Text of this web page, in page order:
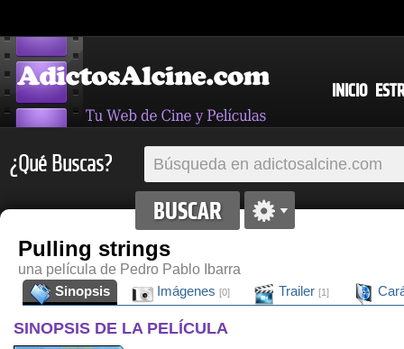
INICIO
¿Qué Buscas?
Pulling strings
una película de Pedro Pablo Ibarra
Sinopsis
Imágenes [0] Trailer [1]
SINOPSIS DE LA PELÍCULA